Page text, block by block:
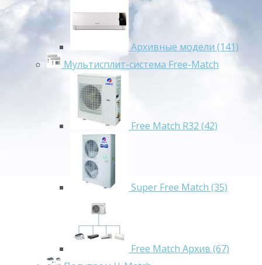
Архивные модели (141)
Мультисплит-система Free-Match
Free Match R32 (42)
Super Free Match (35)
Free Match Архив (67)